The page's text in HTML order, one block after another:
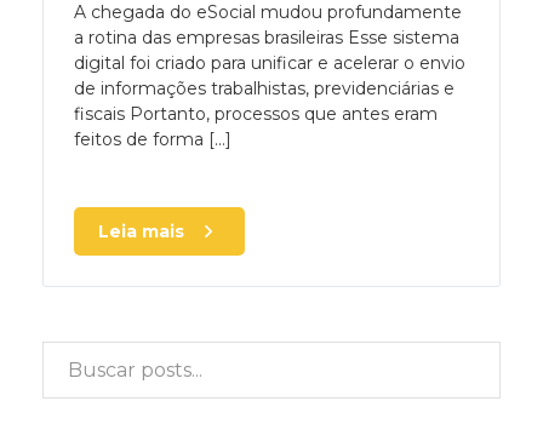
A chegada do eSocial mudou profundamente
a rotina das empresas brasileiras Esse sistema
digital foi criado para unificar e acelerar o envio
de informações trabalhistas, previdenciárias e
fiscais Portanto, processos que antes eram
feitos de forma [...]
Leia mais